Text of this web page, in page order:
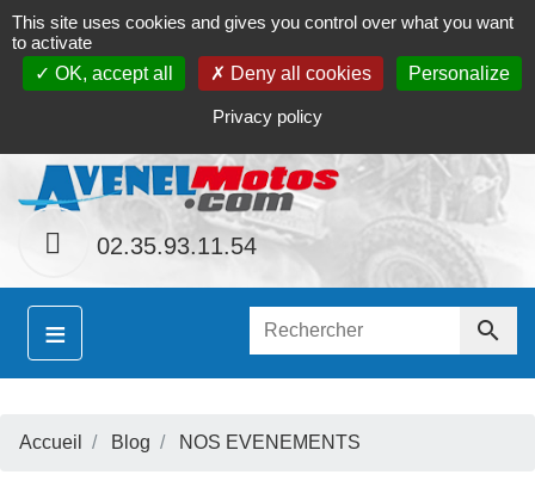
Contact Le magasin Mon compte
02.35.93.11.54
≡ 
Accueil Blog NOS EVENEMENTS
This site uses cookies and gives you control over what you want
to activate
OK, accept all
Deny all cookies Personalize
Privacy policy